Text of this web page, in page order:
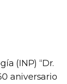
(INP) “Dr.
aniversario